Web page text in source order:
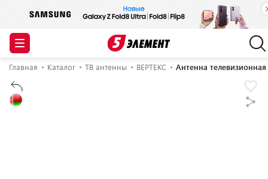
Главная Каталог ТВ антенны ВЕРТЕКС Антенна